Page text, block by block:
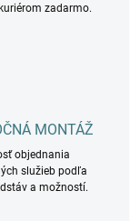
zadarmo.
MONTÁŽ
objednania
služieb podľa
a možností.